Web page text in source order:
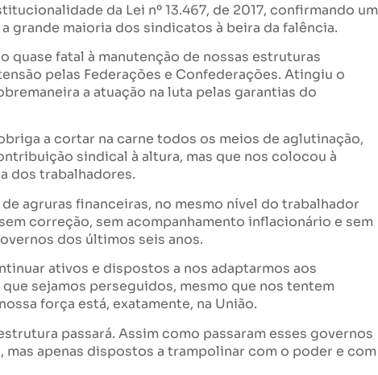
da Lei nº 13.467, de 2017, confirmando um
grande maioria dos sindicatos à beira da falência.
quase fatal à manutenção de nossas estruturas
pelas Federações e Confederações. Atingiu o
a atuação na luta pelas garantias do
a cortar na carne todos os meios de aglutinação,
sindical à altura, mas que nos colocou à
dos trabalhadores.
agruras financeiras, no mesmo nível do trabalhador
correção, sem acompanhamento inflacionário e sem
dos últimos seis anos.
ativos e dispostos a nos adaptarmos aos
sejamos perseguidos, mesmo que nos tentem
força está, exatamente, na União.
passará. Assim como passaram esses governos
apenas dispostos a trampolinar com o poder e com